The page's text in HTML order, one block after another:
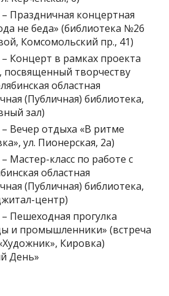
– Праздничная концертная
не беда» (библиотека №26
Комсомольский пр., 41)
– Концерт в рамках проекта
посвященный творчеству
областная
(Публичная) библиотека,
зал)
– Вечер отдыха «В ритме
ул. Пионерская, 2а)
Мастер-класс по работе с
областная
(Публичная) библиотека,
центр)
– Пешеходная прогулка
и промышленники» (встреча
Кировка)
День»